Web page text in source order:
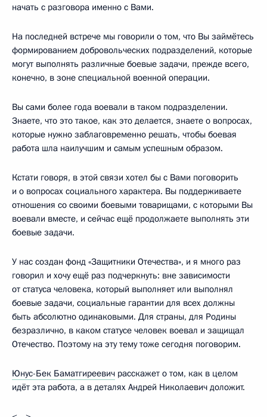
начать с разговора именно с Вами.
На последней встрече мы говорили о том, что Вы займётесь
формированием добровольческих подразделений, которые
могут выполнять различные боевые задачи, прежде всего,
конечно, в зоне специальной военной операции.
Вы сами более года воевали в таком подразделении.
Знаете, что это такое, как это делается, знаете о вопросах,
которые нужно заблаговременно решать, чтобы боевая
работа шла наилучшим и самым успешным образом.
Кстати говоря, в этой связи хотел бы с Вами поговорить
и о вопросах социального характера. Вы поддерживаете
отношения со своими боевыми товарищами, с которыми Вы
воевали вместе, и сейчас ещё продолжаете выполнять эти
боевые задачи.
У нас создан фонд «Защитники Отечества», и я много раз
говорил и хочу ещё раз подчеркнуть: вне зависимости
от статуса человека, который выполняет или выполнял
боевые задачи, социальные гарантии для всех должны
быть абсолютно одинаковыми. Для страны, для Родины
безразлично, в каком статусе человек воевал и защищал
Отечество. Поэтому на эту тему тоже сегодня поговорим.
Юнус-Бек Баматгиреевич расскажет о том, как в целом
идёт эта работа, а в деталях Андрей Николаевич доложит.